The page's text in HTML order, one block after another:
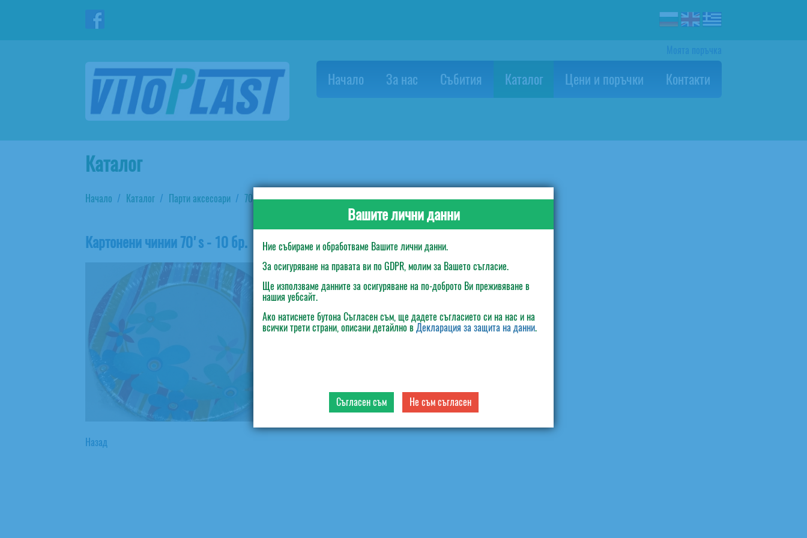
Вашите лични данни
Ние събираме и обработваме Вашите лични данни.
За осигуряване на правата ви по GDPR, молим за Вашето съгласие.
Ще използваме данните за осигуряване на по-доброто Ви преживяване в
нашия уебсайт.
Ако натиснете бутона Съгласен съм, ще дадете съгласието си на нас и на
всички трети страни, описани детайлно вДекларация за защита на данни.
Съгласен съм Не съм съгласен
Начало За нас Събития Каталог Цени и поръчки Контакти
Каталог
Начало Каталог Парти аксесоари 70's Картонени чинии 70's - 10 бр.
Картонени чинии 70's - 10 бр.
Липсва описание в тази секция на продукта!
Назад